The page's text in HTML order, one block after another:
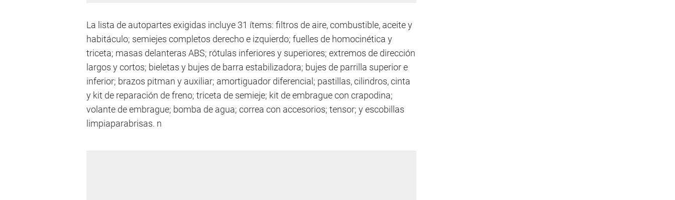
La lista de autopartes exigidas incluye 31 ítems: filtros de aire, combustible, aceite y
habitáculo; semiejes completos derecho e izquierdo; fuelles de homocinética y
triceta; masas delanteras ABS; rótulas inferiores y superiores; extremos de dirección
largos y cortos; bieletas y bujes de barra estabilizadora; bujes de parrilla superior e
inferior; brazos pitman y auxiliar; amortiguador diferencial; pastillas, cilindros, cinta
y kit de reparación de freno; triceta de semieje; kit de embrague con crapodina;
volante de embrague; bomba de agua; correa con accesorios; tensor; y escobillas
limpiaparabrisas. n